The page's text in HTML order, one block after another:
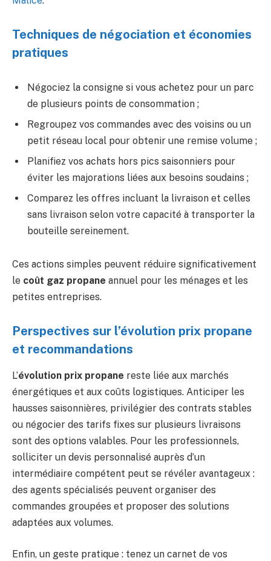
Techniques de négociation et économies
pratiques
Négociez la consigne si vous achetez pour un parc
de plusieurs points de consommation ;
Regroupez vos commandes avec des voisins ou un
petit réseau local pour obtenir une remise volume ;
Planifiez vos achats hors pics saisonniers pour
éviter les majorations liées aux besoins soudains ;
Comparez les offres incluant la livraison et celles
sans livraison selon votre capacité à transporter la
bouteille sereinement.
Ces actions simples peuvent réduire significativement
le coût gaz propane annuel pour les ménages et les
petites entreprises.
Perspectives sur l’évolution prix propane
et recommandations
L’évolution prix propane reste liée aux marchés
énergétiques et aux coûts logistiques. Anticiper les
hausses saisonnières, privilégier des contrats stables
ou négocier des tarifs fixes sur plusieurs livraisons
sont des options valables. Pour les professionnels,
solliciter un devis personnalisé auprès d’un
intermédiaire compétent peut se révéler avantageux :
des agents spécialisés peuvent organiser des
commandes groupées et proposer des solutions
adaptées aux volumes.
Enfin, un geste pratique : tenez un carnet de vos